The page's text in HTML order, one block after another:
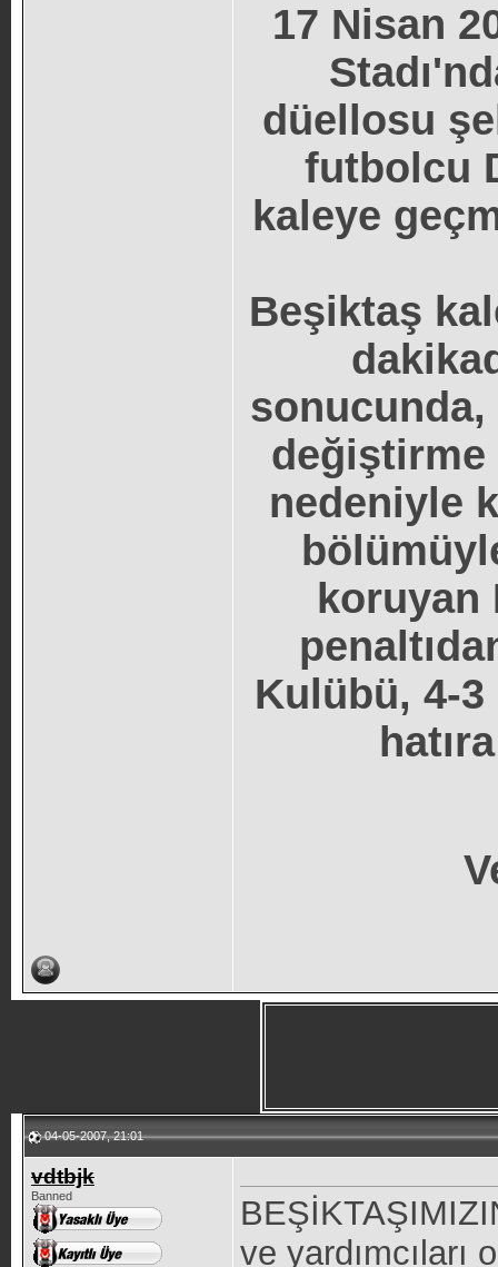
17 Nisan
düellosu
futbolcu
kaleye
Beşiktaş
sonucunda,
değiştirme
nedeniyle
koruyan
Kulübü, 4-3
04-05-2007, 21:01
vdtbjk
Banned
ve yardımcıları